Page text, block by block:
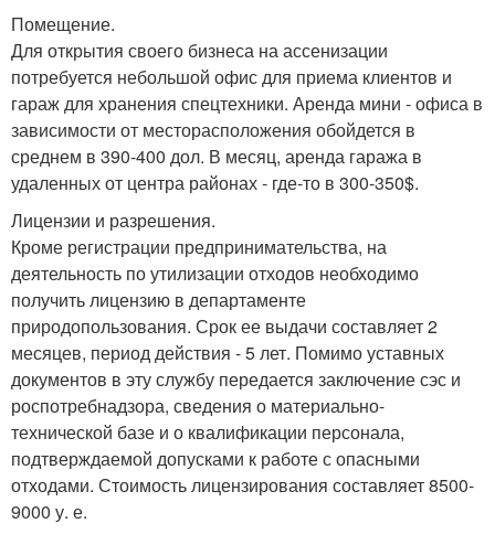
Помещение.
Для открытия своего бизнеса на ассенизации
потребуется небольшой офис для приема клиентов и
гараж для хранения спецтехники. Аренда мини - офиса в
зависимости от месторасположения обойдется в
среднем в 390-400 дол. В месяц, аренда гаража в
удаленных от центра районах - где-то в 300-350$.
Лицензии и разрешения.
Кроме регистрации предпринимательства, на
деятельность по утилизации отходов необходимо
получить лицензию в департаменте
природопользования. Срок ее выдачи составляет 2
месяцев, период действия - 5 лет. Помимо уставных
документов в эту службу передается заключение сэс и
роспотребнадзора, сведения о материально-
технической базе и о квалификации персонала,
подтверждаемой допусками к работе с опасными
отходами. Стоимость лицензирования составляет 8500-
9000 у. е.